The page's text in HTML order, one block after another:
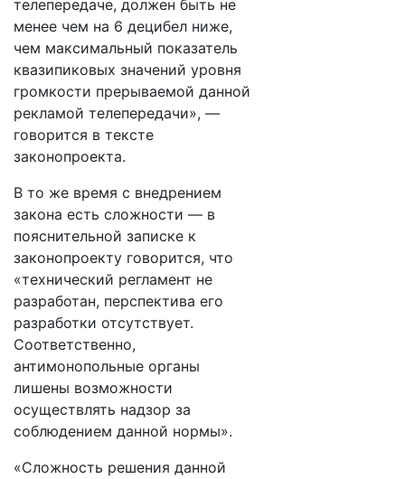
телепередаче, должен быть не
менее чем на 6 децибел ниже,
чем максимальный показатель
квазипиковых значений уровня
громкости прерываемой данной
рекламой телепередачи», —
говорится в тексте
законопроекта.
В то же время с внедрением
закона есть сложности — в
пояснительной записке к
законопроекту говорится, что
«технический регламент не
разработан, перспектива его
разработки отсутствует.
Соответственно,
антимонопольные органы
лишены возможности
осуществлять надзор за
соблюдением данной нормы».
«Сложность решения данной